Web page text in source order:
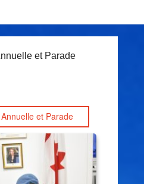
et Parade
et Parade